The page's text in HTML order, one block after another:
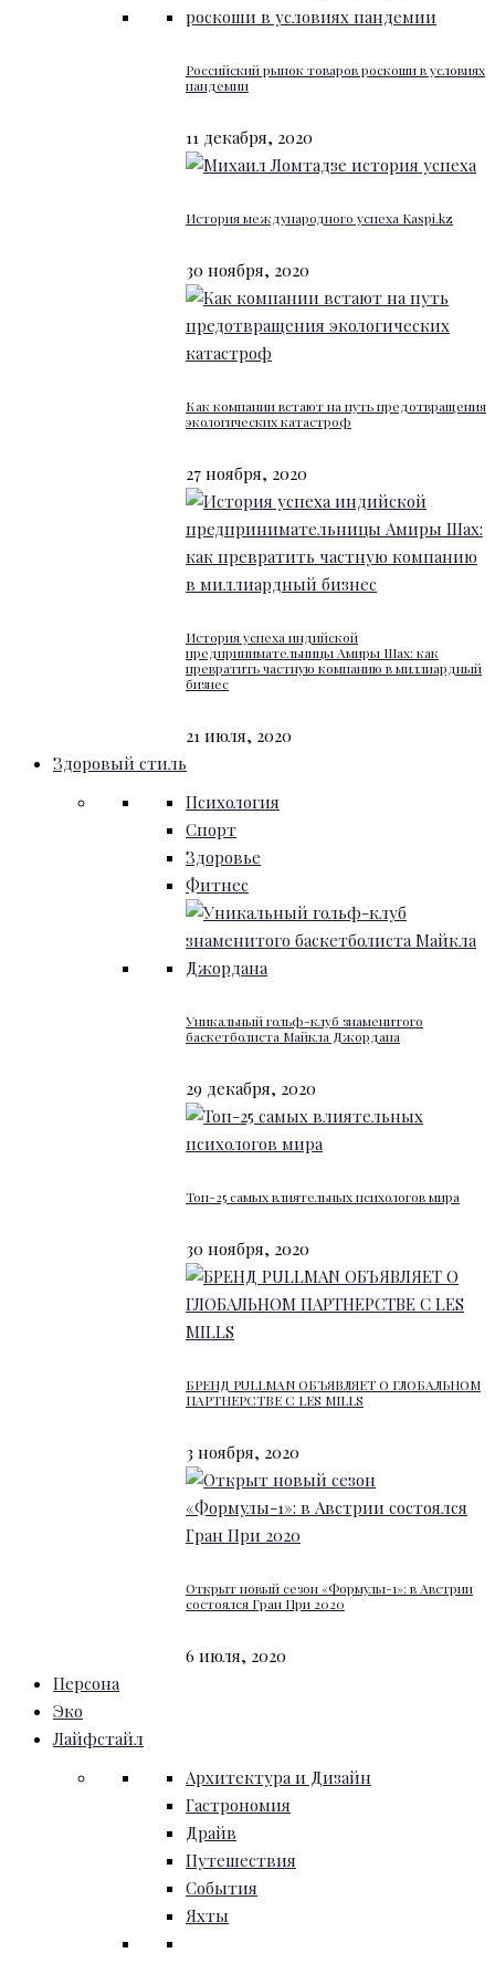
Российский рынок товаров роскоши в условиях
пандемии
11 декабря, 2020
История международного успеха Kaspi.kz
30 ноября, 2020
Как компании встают на путь предотвращения
экологических катастроф
27 ноября, 2020
История успеха индийской
предпринимательницы Амиры Шах: как
превратить частную компанию в миллиардный
бизнес
21 июля, 2020
Здоровый стиль
Психология
Спорт
Здоровье
Фитнес
Уникальный гольф-клуб знаменитого
баскетболиста Майкла Джордана
29 декабря, 2020
Топ-25 самых влиятельных психологов мира
30 ноября, 2020
БРЕНД PULLMAN ОБЪЯВЛЯЕТ О ГЛОБАЛЬНОМ
ПАРТНЕРСТВЕ С LES MILLS
3 ноября, 2020
Открыт новый сезон «Формулы-1»: в Австрии
состоялся Гран При 2020
6 июля, 2020
Персона
Эко
Лайфстайл
Архитектура и Дизайн
Гастрономия
Драйв
Путешествия
События
Яхты